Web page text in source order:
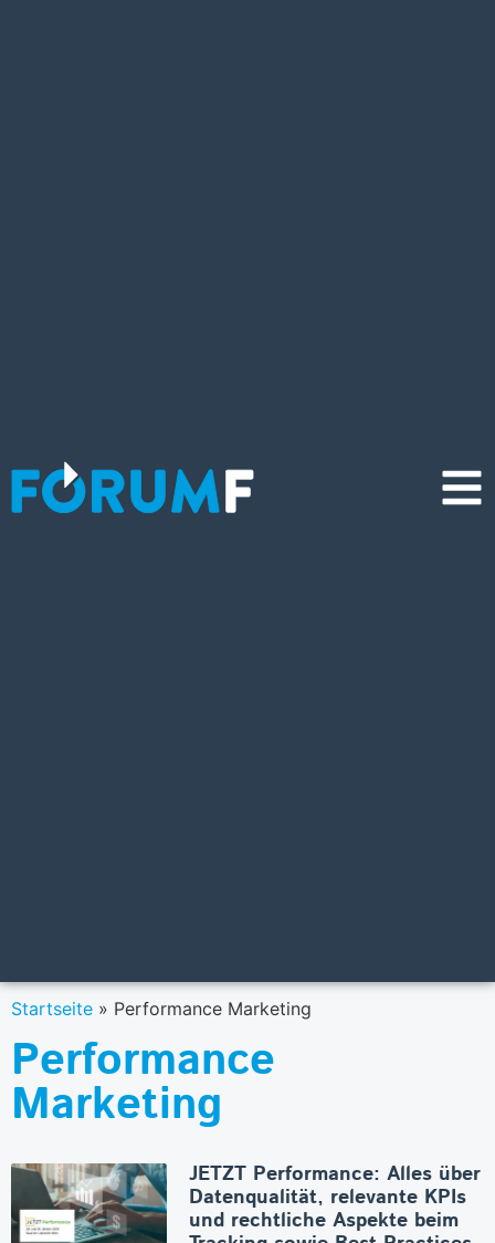
Startseite » Performance Marketing
Performance
Marketing
JETZT Performance: Alles über
Datenqualität, relevante KPIs
und rechtliche Aspekte beim